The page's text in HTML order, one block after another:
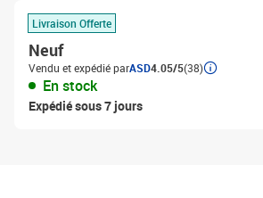
Livraison Offerte
Neuf
Vendu et expédié parASD4.05/5(38)
En stock
Expédié sous 7 jours